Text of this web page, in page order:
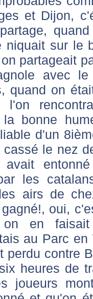
et Dijon,
niquait sur le
partageait
avec
quand on
la bonne
d'un
cassé le nez
les
airs de
oui,
on en
au Parc
perdu contre
heures de
joueurs